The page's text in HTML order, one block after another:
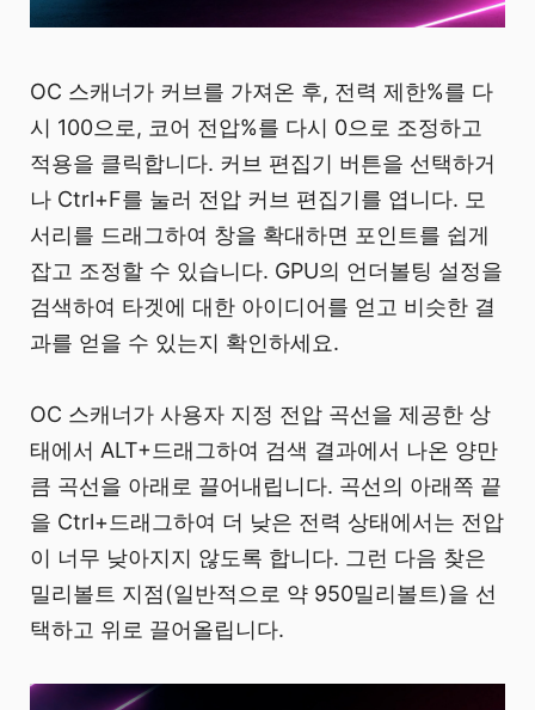
OC 스캐너가 커브를 가져온 후, 전력 제한%를 다
시 100으로, 코어 전압%를 다시 0으로 조정하고
적용을 클릭합니다. 커브 편집기 버튼을 선택하거
나 Ctrl+F를 눌러 전압 커브 편집기를 엽니다. 모
서리를 드래그하여 창을 확대하면 포인트를 쉽게
잡고 조정할 수 있습니다. GPU의 언더볼팅 설정을
검색하여 타겟에 대한 아이디어를 얻고 비슷한 결
과를 얻을 수 있는지 확인하세요.
OC 스캐너가 사용자 지정 전압 곡선을 제공한 상
태에서 ALT+드래그하여 검색 결과에서 나온 양만
큼 곡선을 아래로 끌어내립니다. 곡선의 아래쪽 끝
을 Ctrl+드래그하여 더 낮은 전력 상태에서는 전압
이 너무 낮아지지 않도록 합니다. 그런 다음 찾은
밀리볼트 지점(일반적으로 약 950밀리볼트)을 선
택하고 위로 끌어올립니다.